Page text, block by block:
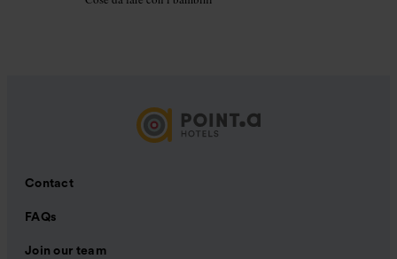
Contact
FAQs
Join our team